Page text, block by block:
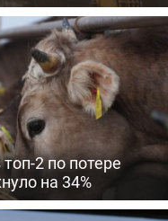
2 по потере
на 34%